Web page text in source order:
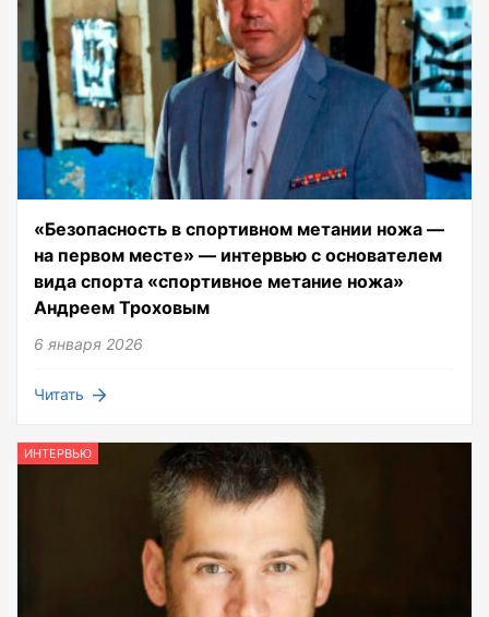
«Безопасность в спортивном метании ножа —
на первом месте» — интервью с основателем
вида спорта «спортивное метание ножа»
Андреем Троховым
6 января 2026
Читать
ИНТЕРВЬЮ